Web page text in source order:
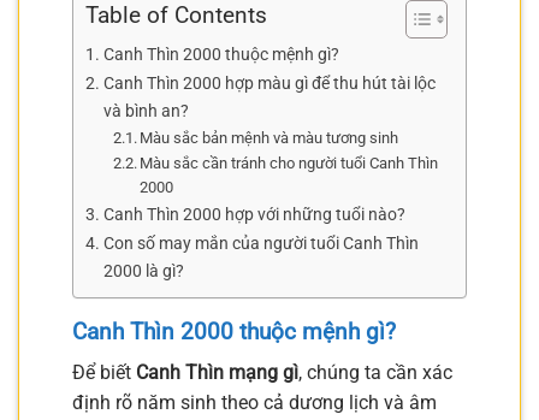
Table of Contents
Canh Thìn 2000 thuộc mệnh gì?
Canh Thìn 2000 hợp màu gì để thu hút tài lộc
và bình an?
Màu sắc bản mệnh và màu tương sinh
Màu sắc cần tránh cho người tuổi Canh Thìn
2000
Canh Thìn 2000 hợp với những tuổi nào?
Con số may mắn của người tuổi Canh Thìn
2000 là gì?
Canh Thìn 2000 thuộc mệnh gì?
Để biết Canh Thìn mạng gì, chúng ta cần xác
định rõ năm sinh theo cả dương lịch và âm